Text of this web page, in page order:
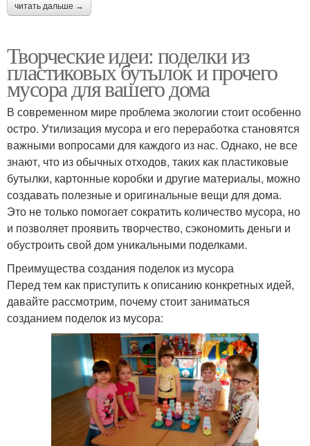
читать дальше →
Творческие идеи: поделки из
пластиковых бутылок и прочего
мусора для вашего дома
В современном мире проблема экологии стоит особенно
остро. Утилизация мусора и его переработка становятся
важными вопросами для каждого из нас. Однако, не все
знают, что из обычных отходов, таких как пластиковые
бутылки, картонные коробки и другие материалы, можно
создавать полезные и оригинальные вещи для дома.
Это не только помогает сократить количество мусора, но
и позволяет проявить творчество, сэкономить деньги и
обустроить свой дом уникальными поделками.
Преимущества создания поделок из мусора
Перед тем как приступить к описанию конкретных идей,
давайте рассмотрим, почему стоит заниматься
созданием поделок из мусора: